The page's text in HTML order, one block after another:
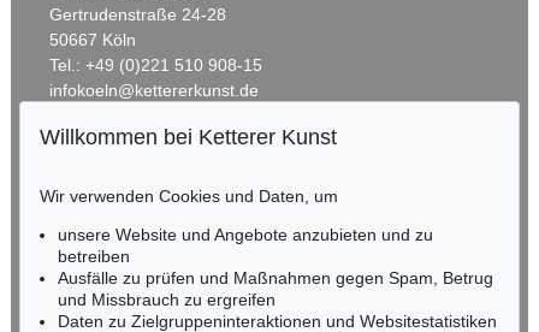
Gertrudenstraße 24-28
50667 Köln
Tel.: +49 (0)221 510 908-15
infokoeln@kettererkunst.de
RHEINLAND-PFALZ
Miriam Heß
Tel.: +49 (0)62 21 58 80-038
Fax: +49 (0)62 21 58 80-595
infoheidelberg@kettererkunst.de
Willkommen bei Ketterer Kunst
Wir verwenden Cookies und Daten, um
unsere Website und Angebote anzubieten und zu
betreiben
Ausfälle zu prüfen und Maßnahmen gegen Spam, Betrug
und Missbrauch zu ergreifen
Daten zu Zielgruppeninteraktionen und Websitestatistiken